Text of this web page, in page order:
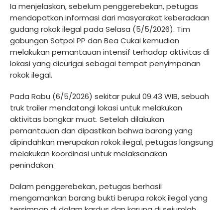
Ia menjelaskan, sebelum penggerebekan, petugas
mendapatkan informasi dari masyarakat keberadaan
gudang rokok ilegal pada Selasa (5/5/2026). Tim
gabungan Satpol PP dan Bea Cukai kemudian
melakukan pemantauan intensif terhadap aktivitas di
lokasi yang dicurigai sebagai tempat penyimpanan
rokok ilegal.
Pada Rabu (6/5/2026) sekitar pukul 09.43 WIB, sebuah
truk trailer mendatangi lokasi untuk melakukan
aktivitas bongkar muat. Setelah dilakukan
pemantauan dan dipastikan bahwa barang yang
dipindahkan merupakan rokok ilegal, petugas langsung
melakukan koordinasi untuk melaksanakan
penindakan.
Dalam penggerebekan, petugas berhasil
mengamankan barang bukti berupa rokok ilegal yang